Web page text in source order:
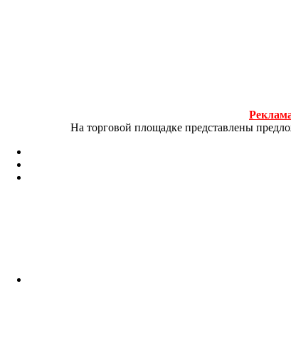
На торговой площадке представлены